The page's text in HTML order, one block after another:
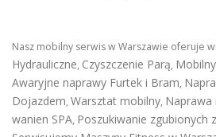
Nasz mobilny serwis w Warszawie oferuje
Hydrauliczne, Czyszczenie Parą,
Awaryjne naprawy Furtek i Bram,
Dojazdem, Warsztat mobilny, Naprawa
wanien SPA, Poszukiwanie zgubionych